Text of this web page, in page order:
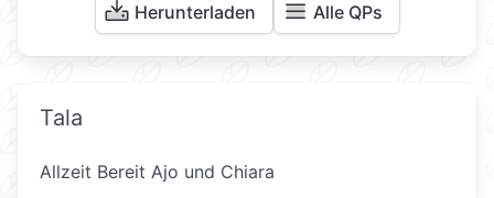
Herunterladen Alle QPs
Tala
Allzeit Bereit Ajo und Chiara